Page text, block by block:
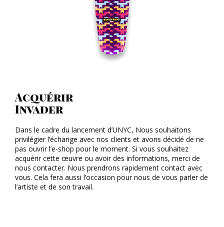
Acquérir
Invader
Dans le cadre du lancement d’UNYC, Nous souhaitons
privilégier l’échange avec nos clients et avons décidé de ne
pas ouvrir l’e-shop pour le moment. Si vous souhaitez
acquérir cette œuvre ou avoir des informations, merci de
nous contacter. Nous prendrons rapidement contact avec
vous. Cela fera aussi l’occasion pour nous de vous parler de
l’artiste et de son travail.